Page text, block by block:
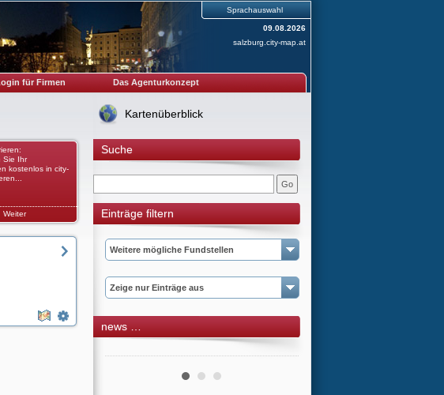
Sprachauswahl
09.08.2026
salzburg.city-map.at
für Firmen Das Agenturkonzept
Sie Ihr
kostenlos in city-
Weiter
Kartenüberblick
Suche
Einträge filtern
Weitere mögliche Fundstellen
Zeige nur Einträge aus
news …